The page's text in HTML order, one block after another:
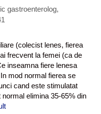
gastroenterolog,
(colecist lenes, fierea
frecvent la femei (ca de
inseamna fiere lenesa
mod normal fierea se
cand este stimulatat
elimina 35-65% din